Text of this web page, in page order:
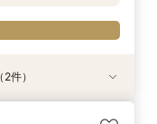
！イチから相談＆貸
学*大聖堂×選べる2
件）